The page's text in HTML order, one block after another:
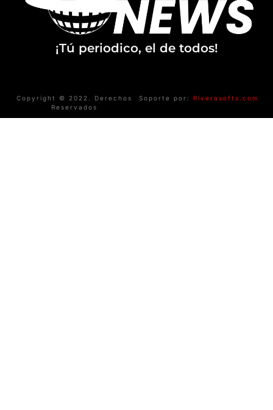
¡Tú periodico, el de todos!
Copyright © 2022. Derechos
Reservados
Soporte por: Riverasofts.com